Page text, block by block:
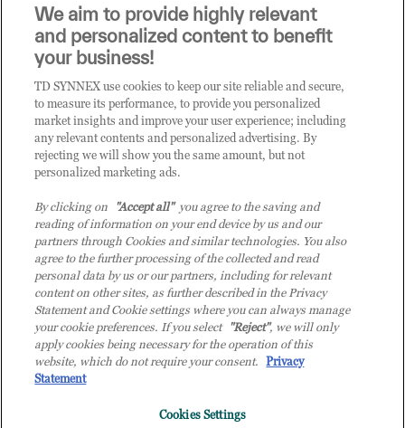
Sei un rivenditore di tecnologia e desideri acquistare
i prodotti o le soluzioni trattate sul blog?
CLICCA QUI E DIVENTA
CLIENTE TD SYNNEX
© 2026 TD SYNNEX Italy S.r.l. - Sede legale: via Luigi Russolo 9, 20138 Milano
(MI) - Numero di iscrizione al Registro delle Imprese di Milano e Codice Fiscale:
07092780159 - P.IVA: 07092780159 - Eur 12.569.000,00 i.v - TD SYNNEX e TD
in altri Paesi. Società a socio unico soggetta all’attività di direzione e coordinamento
We aim to provide highly relevant
and personalized content to benefit
your business!
TD SYNNEX use cookies to keep our site reliable and secure,
to measure its performance, to provide you personalized
market insights and improve your user experience; including
any relevant contents and personalized advertising. By
rejecting we will show you the same amount, but not
personalized marketing ads.
By clicking on "Accept all"you agree to the saving and
reading of information on your end device by us and our
partners through Cookies and similar technologies. You also
agree to the further processing of the collected and read
personal data by us or our partners, including for relevant
content on other sites, as further described in the Privacy
Statement and Cookie settings where you can always manage
your cookie preferences. If you select "Reject", we will only
apply cookies being necessary for the operation of this
website, which do not require your consent. Privacy
Statement
Cookies Settings